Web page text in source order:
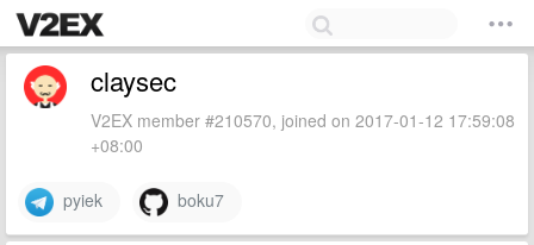
claysec
V2EX member #210570, joined on 2017-01-12 17:59:08
+08:00
pyiek boku7